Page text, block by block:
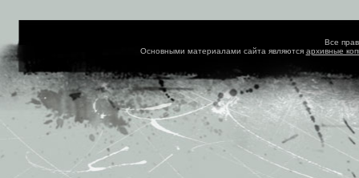
Все
Основными материалами сайта являются архивные